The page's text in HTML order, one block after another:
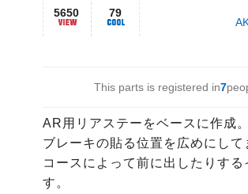
5650 79
This parts is registered in7
AR用リアステーをベースに作成。
ブレーキの貼る位置を広めにして
コースによって前に出したりする
す。